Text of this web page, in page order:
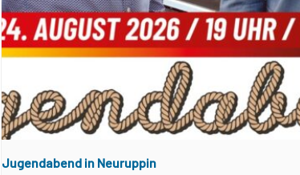
Jugendabend in Neuruppin